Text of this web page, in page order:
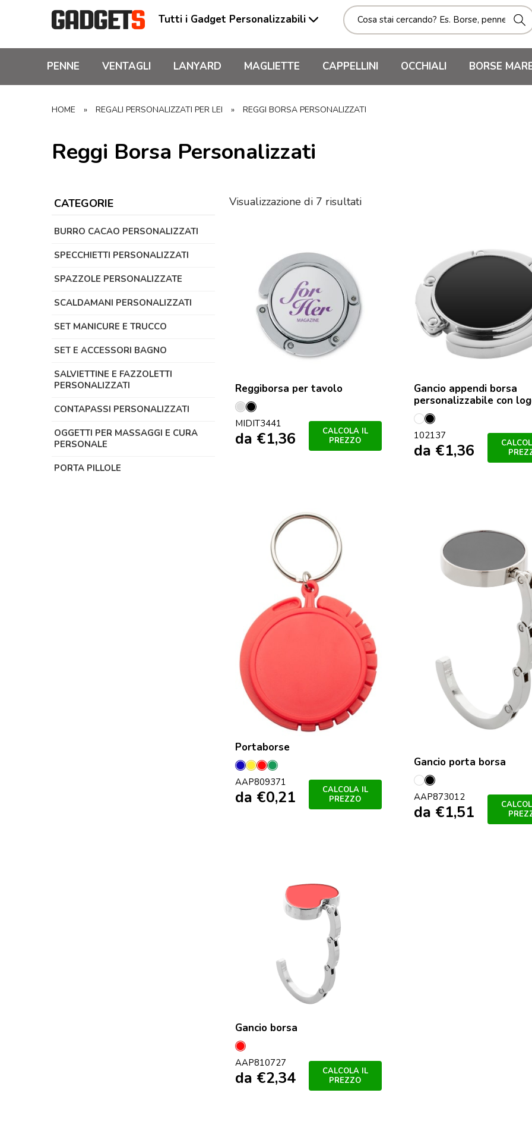
Tutti i Gadget Personalizzabili
PENNE VENTAGLI LANYARD MAGLIETTE CAPPELLINI OCCHIALI BORSE
HOME » REGALI PERSONALIZZATI PER LEI » REGGI BORSA PERSONALIZZATI
Reggi Borsa Personalizzati
CATEGORIE
BURRO CACAO PERSONALIZZATI
SPECCHIETTI PERSONALIZZATI
SPAZZOLE PERSONALIZZATE
SCALDAMANI PERSONALIZZATI
SET MANICURE E TRUCCO
SET E ACCESSORI BAGNO
SALVIETTINE E FAZZOLETTI
PERSONALIZZATI
CONTAPASSI PERSONALIZZATI
OGGETTI PER MASSAGGI E CURA
PERSONALE
PORTA PILLOLE
Visualizzazione di 7 risultati
Reggiborsa per tavolo
Argento
Nero
MIDIT3441
da €1,36
CALCOLA IL
PREZZO
Gancio appendi borsa
personalizzabile con
Bianco
Nero
102137
da €1,36
Portaborse
BluGiallo
RossoVerde
AAP809371
da €0,21
CALCOLA IL
PREZZO
Gancio porta borsa
Bianco
Nero
AAP873012
da €1,51
Gancio borsa
Rosso
AAP810727
da €2,34
CALCOLA IL
PREZZO